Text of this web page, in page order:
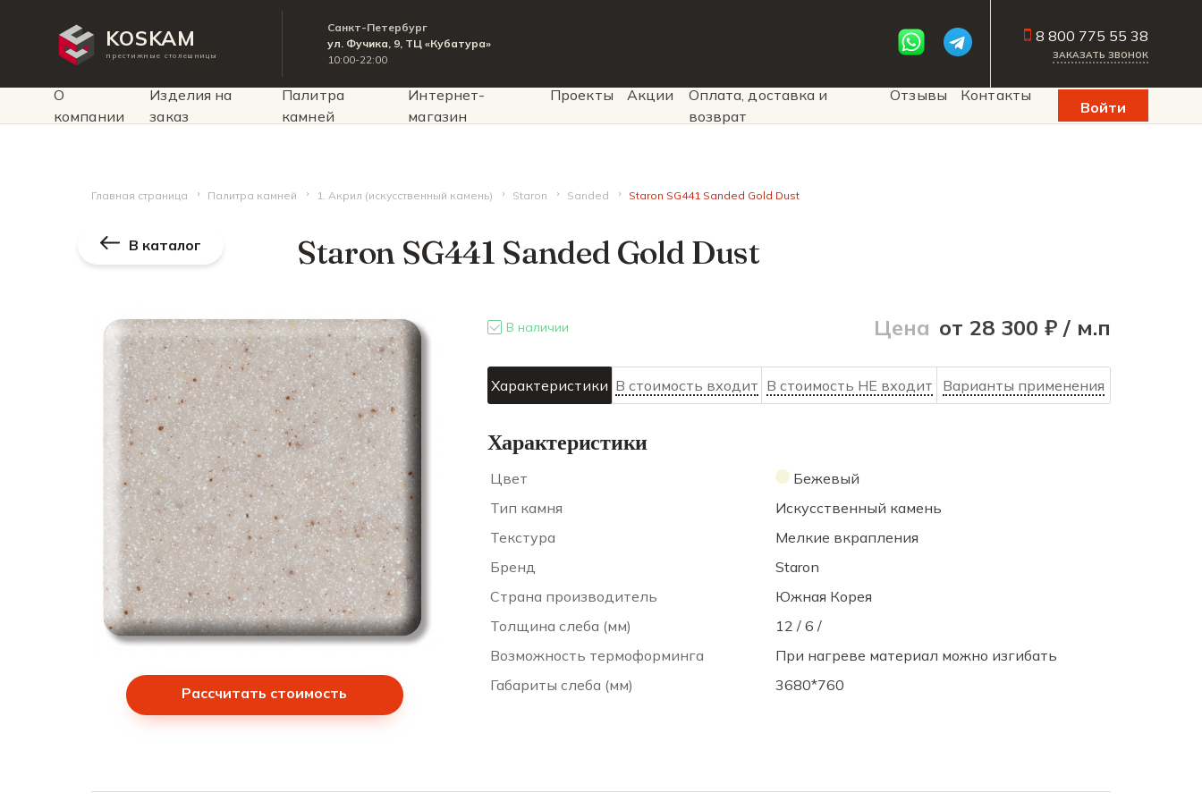
KOSKAM
престижные столешницы
Санкт-Петербург
ул. Фучика, 9, ТЦ «Кубатура»
10:00-22:00
8 800 775 55 38
ЗАКАЗАТЬ ЗВОНОК
О
компании
Изделия на
заказ
Палитра
камней
Интернет-
магазин
Проекты Акции
Оплата, доставка и
возврат
Отзывы Контакты
Войти
Главная страница Палитра камней 1. Акрил (искусственный камень) Staron Sanded Staron SG441 Sanded Gold Dust
Staron SG441 Sanded Gold Dust
В каталог
Рассчитать стоимость
В наличии Цена от 28 300 ₽ / м.п
Характеристики В стоимость входит В стоимость НЕ входит Варианты применения
Характеристики
Цвет
Бежевый
Тип камня
Искусственный камень
Текстура
Мелкие вкрапления
Бренд
Staron
Страна производитель
Южная Корея
Толщина слеба (мм)
12 / 6 /
Возможность термоформинга
При нагреве материал можно изгибать
Габариты слеба (мм)
3680*760